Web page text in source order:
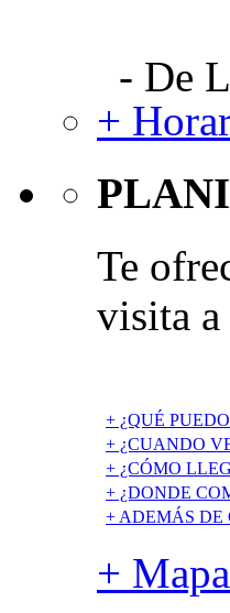
- De
+
Te
visita
+ ¿QUÉ
+ ¿CUANDO
+ ¿CÓMO
+ ¿DONDE
+ ADEMÁS DE
+